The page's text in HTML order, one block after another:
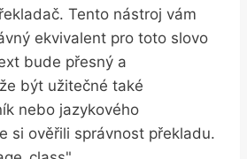
Tento nástroj vám
ekvivalent pro toto slovo
bude přesný a
být užitečné také
nebo jazykového
si ověřili správnost překladu.